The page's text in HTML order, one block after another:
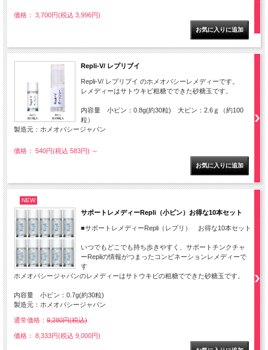
価格： 3,700円(税込 3,996円)
Repli-V/ レプリブイ
Repli-V/ レプリブイ のホメオパシーレメディーです。
レメディーはサトウキビ粗糖でできた砂糖玉です。
内容量 小ビン：0.8g(約30粒) 大ビン：2.6ｇ（約100
粒）
製造元：ホメオパシージャパン
価格： 540円(税込 583円) ～
NEW
サポートレメディーRepli（小ビン）お得な10本セット
■サポートレメディーRepli（レプリ） お得な10本セット
いつでもどこでも持ち歩きやすく、サポートチンクチャ
ーRepliの情報がつまったコンビネーションレメディーで
す
ホメオパシージャパンのレメディーはサトウキビの粗糖でできた砂糖玉です。
内容量 小ビン：0.7g(約30粒)
製造元：ホメオパシージャパン
通常価格： 9,280円(税込)
価格： 8,333円(税込 9,000円)